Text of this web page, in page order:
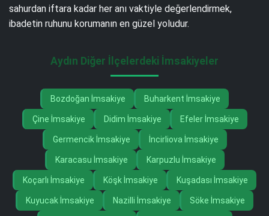
sahurdan iftara kadar her anı vaktiyle değerlendirmek,
ibadetin ruhunu korumanın en güzel yoludur.
Aydın Diğer İlçelerdeki İmsakiyeler
Bozdoğan İmsakiye Buharkent İmsakiye
Çine İmsakiye Didim İmsakiye Efeler İmsakiye
Germencik İmsakiye İncirliova İmsakiye
Karacasu İmsakiye Karpuzlu İmsakiye
Koçarlı İmsakiye Köşk İmsakiye Kuşadası İmsakiye
Kuyucak İmsakiye Nazilli İmsakiye Söke İmsakiye